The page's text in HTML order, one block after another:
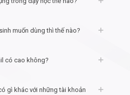
muốn dùng thì thế nào?
có cao không?
gì khác với những tài khoản